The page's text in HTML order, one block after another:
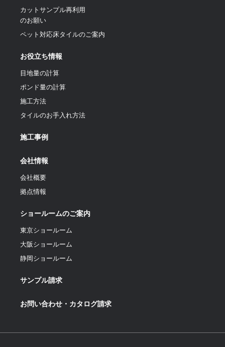
カットサンプル再利用
のお願い
ペット対応床タイルのご案内
お役立ち情報
目地量の計算
ポンド量の計算
施工方法
タイルのお手入れ方法
施工事例
会社情報
会社概要
拠点情報
ショールームのご案内
東京ショールーム
大阪ショールーム
静岡ショールーム
サンプル請求
お問い合わせ・カタログ請求